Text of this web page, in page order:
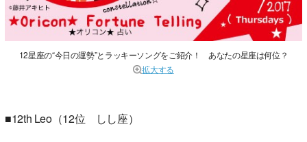
12星座の“今日の運勢”とラッキーソングをご紹介！ あなたの星座は何位？
拡大する
■12th Leo（12位 しし座）